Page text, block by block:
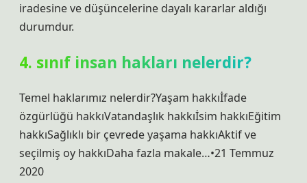
iradesine ve düşüncelerine dayalı kararlar aldığı
durumdur.
4. sınıf insan hakları nelerdir?
Temel haklarımız nelerdir?Yaşam hakkıİfade
özgürlüğü hakkıVatandaşlık hakkıİsim hakkıEğitim
hakkıSağlıklı bir çevrede yaşama hakkıAktif ve
seçilmiş oy hakkıDaha fazla makale…•21 Temmuz
2020